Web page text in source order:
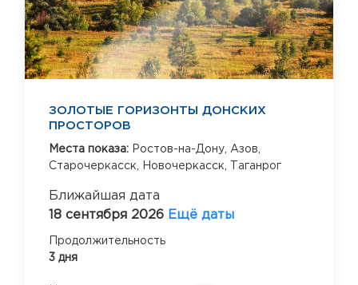
ЗОЛОТЫЕ ГОРИЗОНТЫ ДОНСКИХ
ПРОСТОРОВ
Места показа: Ростов-на-Дону, Азов,
Старочеркасск,
Новочеркасск, Таганрог
Ближайшая дата
18 сентября 2026 Ещё даты
Продолжительность
3 дня